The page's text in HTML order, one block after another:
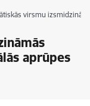
virsmu
aprūpes